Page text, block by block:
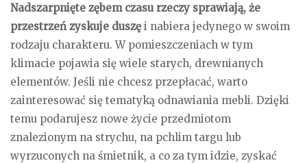
Nadszarpnięte zębem czasu rzeczy sprawiają, że
przestrzeń zyskuje duszę i nabiera jedynego w swoim
rodzaju charakteru. W pomieszczeniach w tym
klimacie pojawia się wiele starych, drewnianych
elementów. Jeśli nie chcesz przepłacać, warto
zainteresować się tematyką odnawiania mebli. Dzięki
temu podarujesz nowe życie przedmiotom
znalezionym na strychu, na pchlim targu lub
wyrzuconych na śmietnik, a co za tym idzie, zyskać